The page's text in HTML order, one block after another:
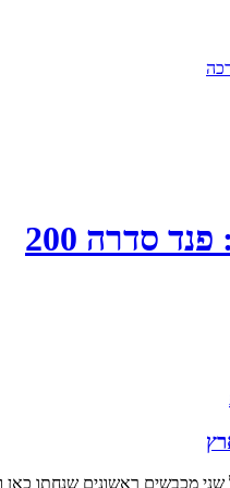
סדרה 200
שני מכבשים ראשונים שנחתו